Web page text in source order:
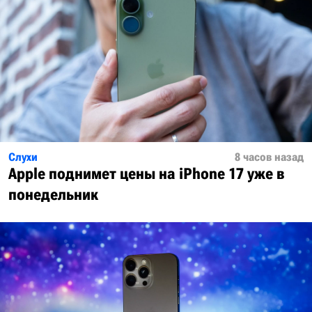
Слухи 8 часов назад
Apple поднимет цены на iPhone 17 уже в
понедельник